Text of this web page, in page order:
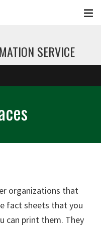
SERVICE
organizations that
fact sheets that you
can print them. They